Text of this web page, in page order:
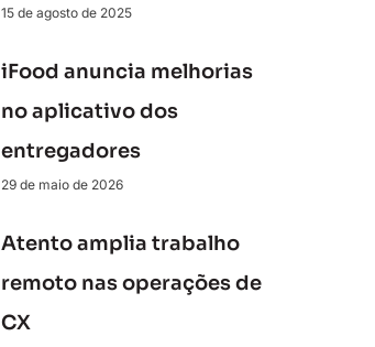
15 de agosto de 2025
iFood anuncia melhorias
no aplicativo dos
entregadores
29 de maio de 2026
Atento amplia trabalho
remoto nas operações de
CX